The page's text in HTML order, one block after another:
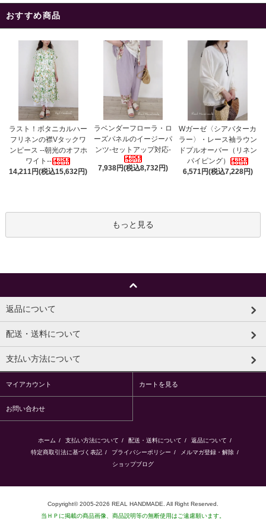
おすすめ商品
ラスト！ボタニカルハー
フリネンの襟Vタックワ
ンピース --朝光のオフホ
ワイト--
14,211円(税込15,632円)
ラベンダーフローラ・ロ
ーズパネルのイージーパ
ンツ-セットアップ対応-
7,938円(税込8,732円)
Wガーゼ〈シアバターカ
ラー〉・レース袖ラウン
ドプルオーバー（リネン
パイピング）
6,571円(税込7,228円)
もっと見る
返品について
配送・送料について
支払い方法について
マイアカウント カートを見る
お問い合わせ
ホーム / 支払い方法について / 配送・送料について / 返品について /
特定商取引法に基づく表記 / プライバシーポリシー / メルマガ登録・解除 /
ショップブログ
Copyright© 2005-2026 REAL HANDMADE. All Right Reserved.
当ＨＰに掲載の商品画像、商品説明等の無断使用はご遠慮願います。